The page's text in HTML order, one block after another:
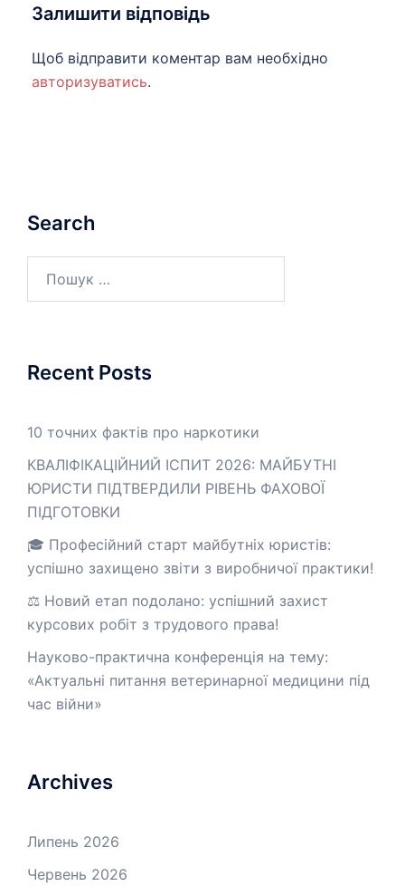
Залишити відповідь
Щоб відправити коментар вам необхідно
авторизуватись.
Search
Recent Posts
10 точних фактів про наркотики
КВАЛІФІКАЦІЙНИЙ ІСПИТ 2026: МАЙБУТНІ
ЮРИСТИ ПІДТВЕРДИЛИ РІВЕНЬ ФАХОВОЇ
ПІДГОТОВКИ
🎓 Професійний старт майбутніх юристів:
успішно захищено звіти з виробничої практики!
⚖️ Новий етап подолано: успішний захист
курсових робіт з трудового права!
Науково-практична конференція на тему:
«Актуальні питання ветеринарної медицини під
час війни»
Archives
Липень 2026
Червень 2026